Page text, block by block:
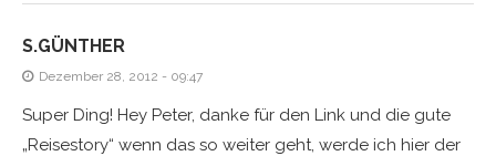
S.GÜNTHER
Dezember 28, 2012 - 09:47
Super Ding! Hey Peter, danke für den Link und die gute
„Reisestory“ wenn das so weiter geht, werde ich hier der